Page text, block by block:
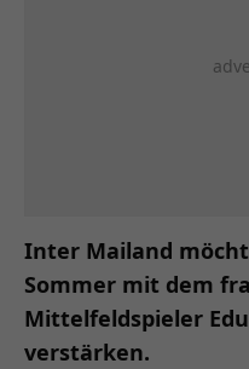
Inter Mailand
Sommer mit dem
Mittelfeldspieler
verstärken.